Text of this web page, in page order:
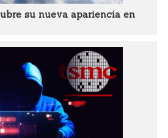
su nueva apariencia en